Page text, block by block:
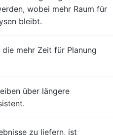
wobei mehr Raum für
bleibt.
mehr Zeit für Planung
über längere
zu liefern, ist